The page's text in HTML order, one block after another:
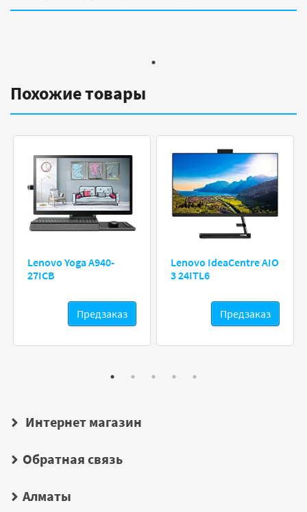
Похожие товары
Lenovo Yoga A940-
27ICB
Предзаказ
Lenovo IdeaCentre AIO
3 24ITL6
Предзаказ
Интернет магазин
Обратная связь
Алматы